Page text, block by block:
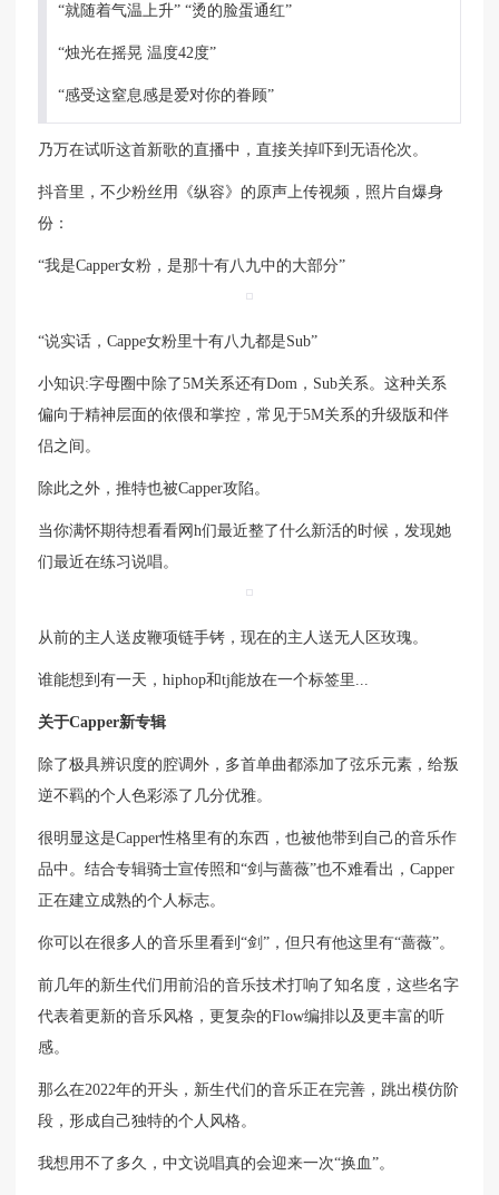
“就随着气温上升” “烫的脸蛋通红”
“烛光在摇晃 温度42度”
“感受这窒息感是爱对你的眷顾”
乃万在试听这首新歌的直播中，直接关掉吓到无语伦次。
抖音里，不少粉丝用《纵容》的原声上传视频，照片自爆身
份：
“我是Capper女粉，是那十有八九中的大部分”
“说实话，Cappe女粉里十有八九都是Sub”
小知识:字母圈中除了5M关系还有Dom，Sub关系。这种关系
偏向于精神层面的依偎和掌控，常见于5M关系的升级版和伴
侣之间。
除此之外，推特也被Capper攻陷。
当你满怀期待想看看网h们最近整了什么新活的时候，发现她
们最近在练习说唱。
从前的主人送皮鞭项链手铐，现在的主人送无人区玫瑰。
谁能想到有一天，hiphop和tj能放在一个标签里...
关于Capper新专辑
除了极具辨识度的腔调外，多首单曲都添加了弦乐元素，给叛
逆不羁的个人色彩添了几分优雅。
很明显这是Capper性格里有的东西，也被他带到自己的音乐作
品中。结合专辑骑士宣传照和“剑与蔷薇”也不难看出，Capper
正在建立成熟的个人标志。
你可以在很多人的音乐里看到“剑”，但只有他这里有“蔷薇”。
前几年的新生代们用前沿的音乐技术打响了知名度，这些名字
代表着更新的音乐风格，更复杂的Flow编排以及更丰富的听
感。
那么在2022年的开头，新生代们的音乐正在完善，跳出模仿阶
段，形成自己独特的个人风格。
我想用不了多久，中文说唱真的会迎来一次“换血”。